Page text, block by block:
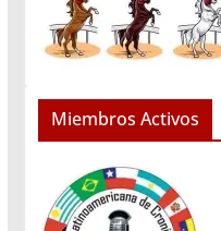
Miembros Activos